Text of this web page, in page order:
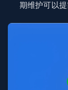
期维护可以